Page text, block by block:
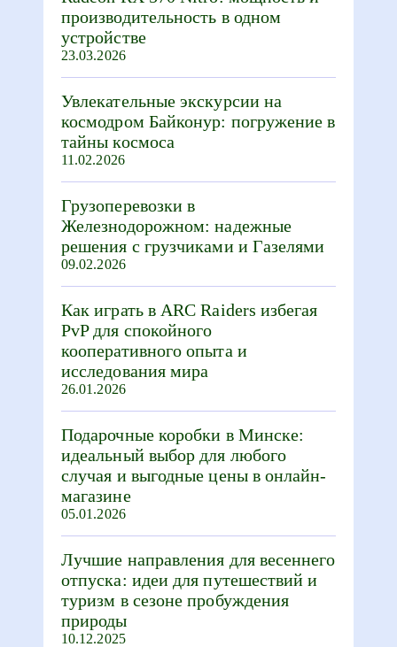
производительность в одном
устройстве
23.03.2026
Увлекательные экскурсии на
космодром Байконур: погружение в
тайны космоса
11.02.2026
Грузоперевозки в
Железнодорожном: надежные
решения с грузчиками и Газелями
09.02.2026
Как играть в ARC Raiders избегая
PvP для спокойного
кооперативного опыта и
исследования мира
26.01.2026
Подарочные коробки в Минске:
идеальный выбор для любого
случая и выгодные цены в онлайн-
магазине
05.01.2026
Лучшие направления для весеннего
отпуска: идеи для путешествий и
туризм в сезоне пробуждения
природы
10.12.2025